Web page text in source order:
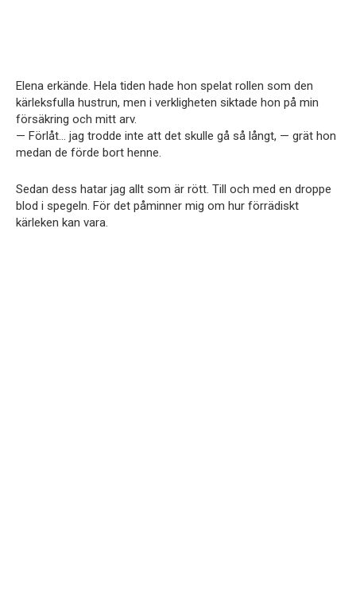
Elena erkände. Hela tiden hade hon spelat rollen som den
kärleksfulla hustrun, men i verkligheten siktade hon på min
försäkring och mitt arv.
— Förlåt… jag trodde inte att det skulle gå så långt, — grät hon
medan de förde bort henne.
Sedan dess hatar jag allt som är rött. Till och med en droppe
blod i spegeln. För det påminner mig om hur förrädiskt
kärleken kan vara.